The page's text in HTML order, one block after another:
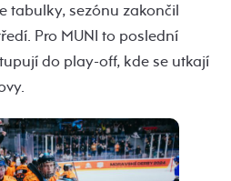
tabulky, sezónu zakončil
Pro MUNI to poslední
do play-off, kde se utkají